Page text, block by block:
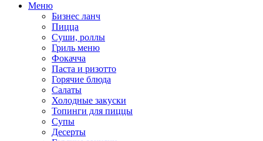
Меню
Бизнес ланч
Пицца
Суши, роллы
Гриль меню
Фокачча
Паста и ризотто
Горячие блюда
Салаты
Холодные закуски
Топинги для пиццы
Супы
Десерты